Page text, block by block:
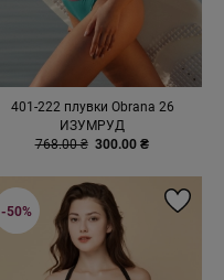
401-222 плувки Obrana 26
ИЗУМРУД
768.00 ₴ 300.00 ₴
-50%